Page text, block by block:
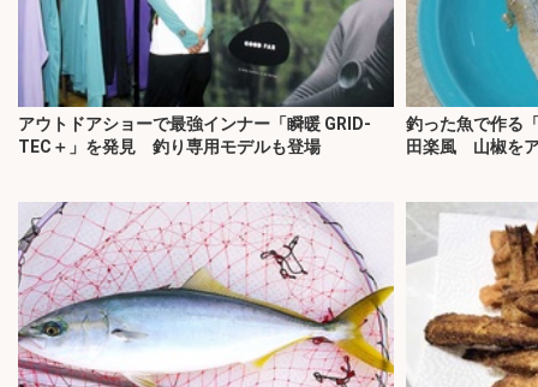
アウトドアショーで最強インナー「瞬暖 GRID-
TEC＋」を発見 釣り専用モデルも登場
釣った魚で作る
田楽風 山椒を